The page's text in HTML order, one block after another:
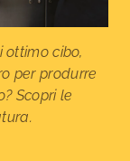
cibo,
per produrre
Scopri le